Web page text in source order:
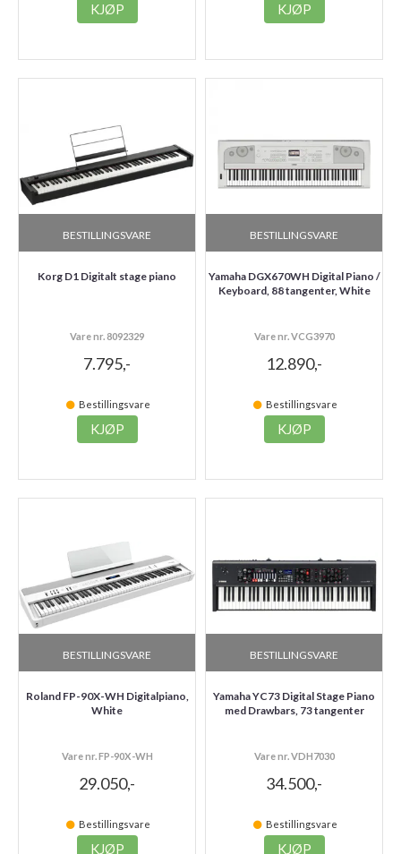
KJØP KJØP
BESTILLINGSVARE
Korg D1 Digitalt stage piano
Vare nr. 8092329
7.795,-
Bestillingsvare
KJØP
BESTILLINGSVARE
Yamaha DGX670WH Digital Piano /
Keyboard, 88 tangenter, White
Vare nr. VCG3970
12.890,-
Bestillingsvare
KJØP
BESTILLINGSVARE
Roland FP-90X-WH Digitalpiano,
White
Vare nr. FP-90X-WH
29.050,-
Bestillingsvare
KJØP
BESTILLINGSVARE
Yamaha YC73 Digital Stage Piano
med Drawbars, 73 tangenter
Vare nr. VDH7030
34.500,-
Bestillingsvare
KJØP